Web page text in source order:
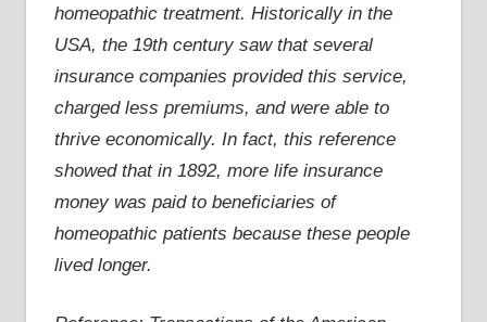
homeopathic treatment. Historically in the
USA, the 19th century saw that several
insurance companies provided this service,
charged less premiums, and were able to
thrive economically. In fact, this reference
showed that in 1892, more life insurance
money was paid to beneficiaries of
homeopathic patients because these people
lived longer.